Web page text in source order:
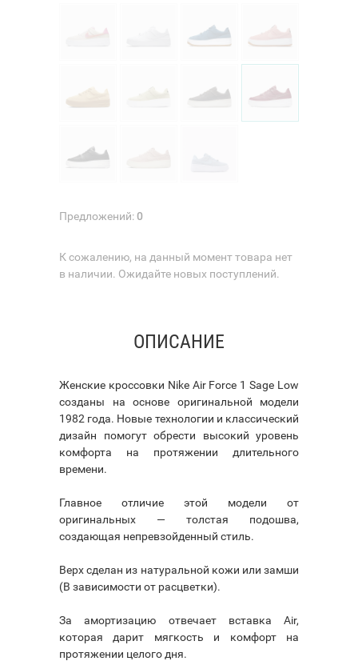
Предложений:0
К сожалению, на данный момент товара нет
в наличии. Ожидайте новых поступлений.
ОПИСАНИЕ
Женские кроссовки Nike Air Force 1 Sage Low
созданы на основе оригинальной модели
1982 года. Новые технологии и классический
дизайн помогут обрести высокий уровень
комфорта на протяжении длительного
времени.
Главное отличие этой модели от
оригинальных — толстая подошва,
создающая непревзойденный стиль.
Верх сделан из натуральной кожи или замши
(В зависимости от расцветки).
За амортизацию отвечает вставка Air,
которая дарит мягкость и комфорт на
протяжении целого дня.